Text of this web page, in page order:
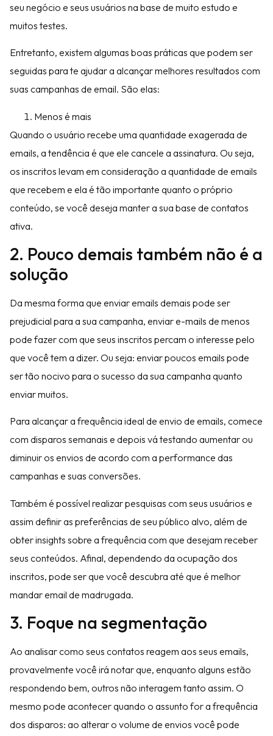
seu negócio e seus usuários na base de muito estudo e
muitos testes.
Entretanto, existem algumas boas práticas que podem ser
seguidas para te ajudar a alcançar melhores resultados com
suas campanhas de email. São elas:
Menos é mais
Quando o usuário recebe uma quantidade exagerada de
emails, a tendência é que ele cancele a assinatura. Ou seja,
os inscritos levam em consideração a quantidade de emails
que recebem e ela é tão importante quanto o próprio
conteúdo, se você deseja manter a sua base de contatos
ativa.
2. Pouco demais também não é a
solução
Da mesma forma que enviar emails demais pode ser
prejudicial para a sua campanha, enviar e-mails de menos
pode fazer com que seus inscritos percam o interesse pelo
que você tem a dizer. Ou seja: enviar poucos emails pode
ser tão nocivo para o sucesso da sua campanha quanto
enviar muitos.
Para alcançar a frequência ideal de envio de emails, comece
com disparos semanais e depois vá testando aumentar ou
diminuir os envios de acordo com a performance das
campanhas e suas conversões.
Também é possível realizar pesquisas com seus usuários e
assim definir as preferências de seu público alvo, além de
obter insights sobre a frequência com que desejam receber
seus conteúdos. Afinal, dependendo da ocupação dos
inscritos, pode ser que você descubra até que é melhor
mandar email de madrugada.
3. Foque na segmentação
Ao analisar como seus contatos reagem aos seus emails,
provavelmente você irá notar que, enquanto alguns estão
respondendo bem, outros não interagem tanto assim. O
mesmo pode acontecer quando o assunto for a frequência
dos disparos: ao alterar o volume de envios você pode